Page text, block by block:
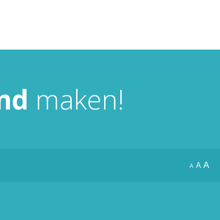
maken!
A A A